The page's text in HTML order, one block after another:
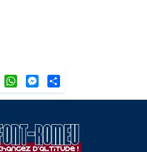
LinkedIn WhatsAppMessenger